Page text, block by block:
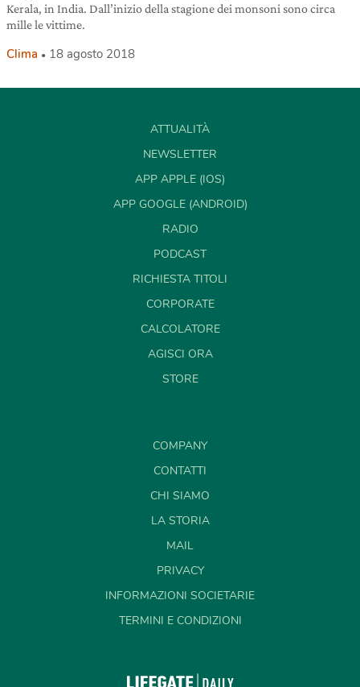
Kerala, in India. Dall’inizio della stagione dei monsoni sono circa
mille le vittime.
Clima 18 agosto 2018
ATTUALITÀ
NEWSLETTER
APP APPLE (IOS)
APP GOOGLE (ANDROID)
RADIO
PODCAST
RICHIESTA TITOLI
CORPORATE
CALCOLATORE
AGISCI ORA
STORE
COMPANY
CONTATTI
CHI SIAMO
LA STORIA
MAIL
PRIVACY
INFORMAZIONI SOCIETARIE
TERMINI E CONDIZIONI